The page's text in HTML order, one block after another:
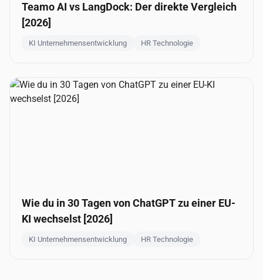
Teamo AI vs LangDock: Der direkte Vergleich
[2026]
KI Unternehmensentwicklung HR Technologie
Wie du in 30 Tagen von ChatGPT zu einer EU-
KI wechselst [2026]
KI Unternehmensentwicklung HR Technologie